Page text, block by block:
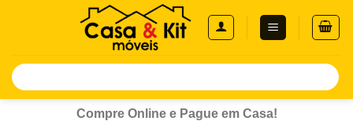
Pesquisar
por:
Compre Online e Pague em Casa!